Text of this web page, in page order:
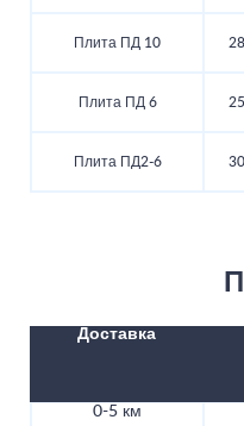
Плита ПД 10
Плита ПД 6
Плита ПД2-6
Доставка
0-5 км